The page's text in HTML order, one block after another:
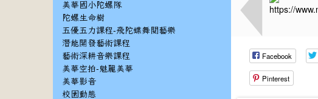
Facebook
Pinterest
美華國小陀螺隊
陀螺生命樹
五優五力課程-飛陀蝶舞閱藝樂
潛能開發藝術課程
藝術深耕音樂課程
美華空拍-魅麗美華
美華影音
校園動態